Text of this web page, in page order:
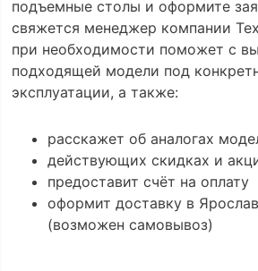
подъемные столы и оформите
свяжется менеджер компании
при необходимости поможет с
подходящей модели под
эксплуатации, а также:
расскажет об аналогах
действующих скидках и
предоставит счёт на оплату
оформит доставку в
(возможен самовывоз)